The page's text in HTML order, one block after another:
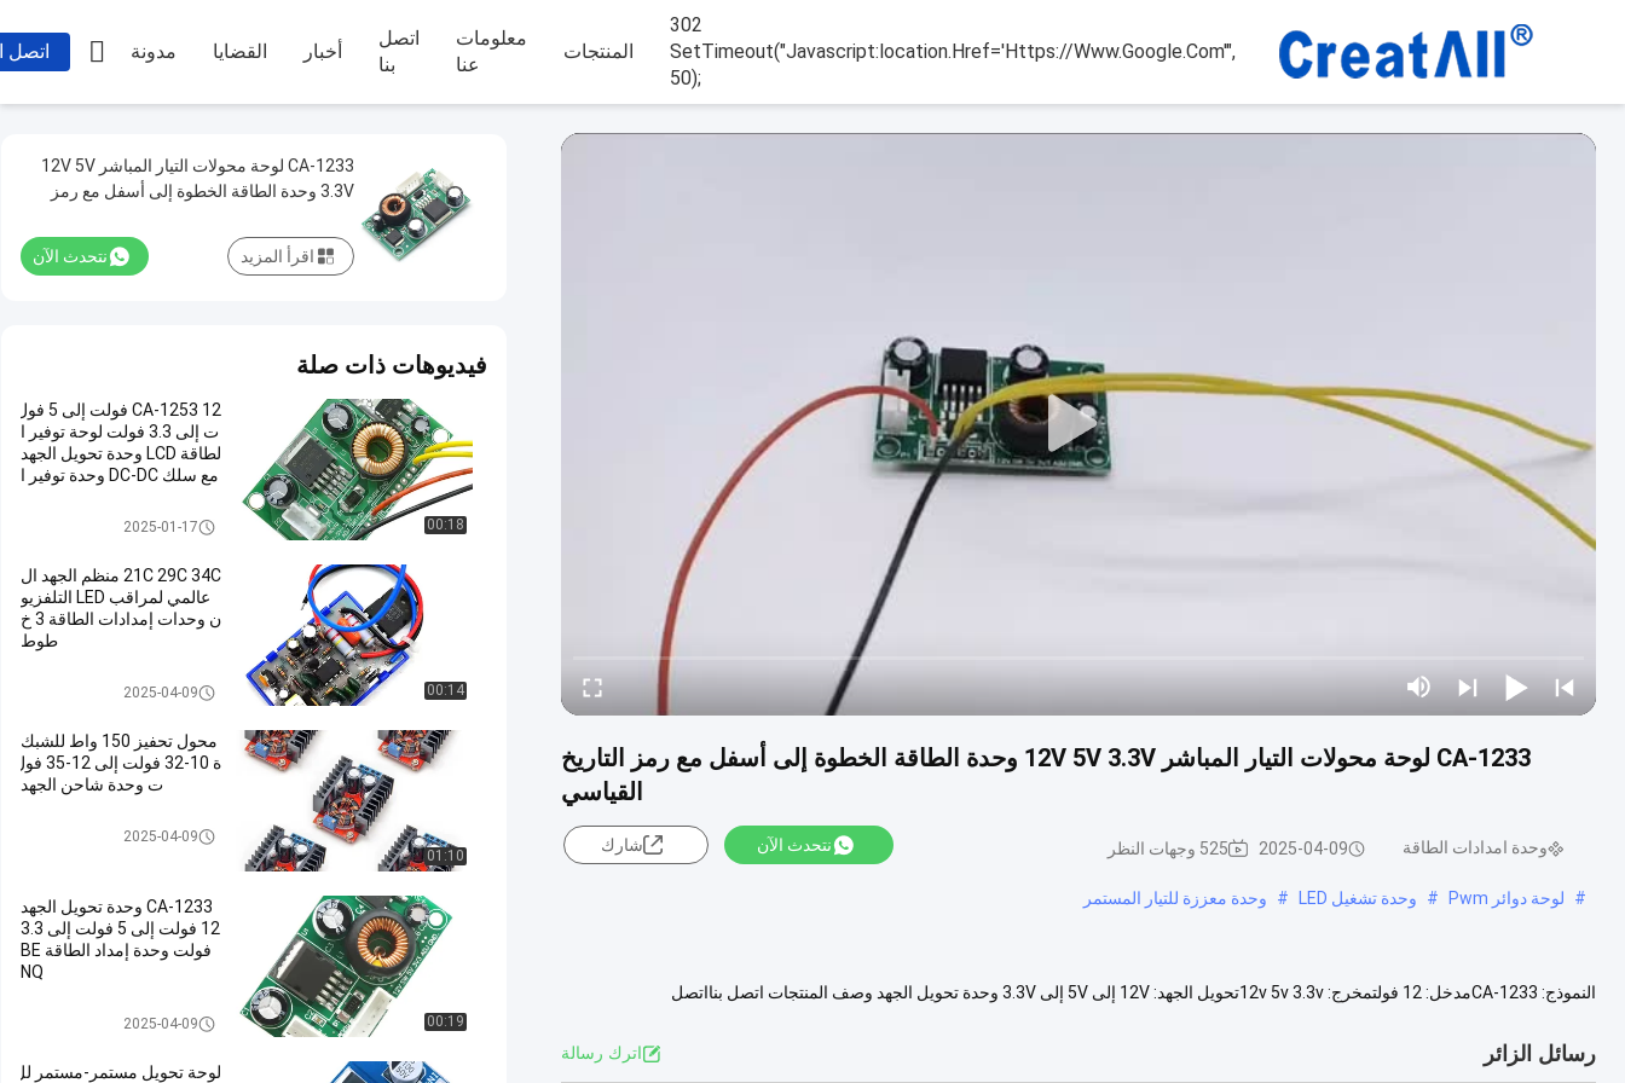
302
SetTimeout("javascript:location.href='https://www.google.com'",
50);
المنتجات
معلومات
عنا
اتصل
بنا
أخبار القضايا مدونة اتصل 
CA-1233 لوحة محولات التيار المباشر 12V 5V 3.3V وحدة الطاقة الخطوة إلى أسفل مع رمز التاريخ
القياسي
وحدة امدادات الطاقة 2025-04-09 525 وجهات النظر نتحدث الآن شارك
# لوحة دوائر Pwm # وحدة تشغيل LED # وحدة معززة للتيار المستمر
النموذج: CA-1233مدخل: 12 فولتمخرج: 12v 5v 3.3vتحويل الجهد: 12V إلى 5V إلى 3.3V وحدة تحويل الجهد وصف المنتجات اتصل بنااتصل
رسائل الزائر اترك رسالة
CA-1233 لوحة محولات التيار المباشر 12V 5V
3.3V وحدة الطاقة الخطوة إلى أسفل مع رمز
نتحدث الآن اقرأ المزيد
فيديوهات ذات صلة
00:18
CA-1253 12 فولت إلى 5 فول
ت إلى 3.3 فولت لوحة توفير ا
لطاقة LCD وحدة تحويل الجهد
مع سلك DC-DC وحدة توفير ا
وحدة امدادات الطاقة2025-01-17
00:14
21C 29C 34C منظم الجهد ال
عالمي لمراقب LED التلفزيو
ن وحدات إمدادات الطاقة 3 خ
طوط
وحدة امدادات الطاقة2025-04-09
01:10
محول تحفيز 150 واط للشبك
ة 10-32 فولت إلى 12-35 فول
ت وحدة شاحن الجهد
وحدة امدادات الطاقة2025-04-09
00:19
CA-1233 وحدة تحويل الجهد
12 فولت إلى 5 فولت إلى 3.3
فولت وحدة إمداد الطاقة BE
NQ
وحدة امدادات الطاقة2025-04-09
لوحة تحويل مستمر-مستمر لل